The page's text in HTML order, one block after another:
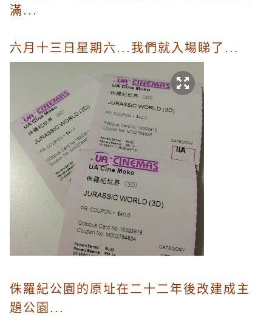
滿...
六月十三日星期六...我們就入場睇了...
侏羅紀公園的原址在二十二年後改建成主
題公園...